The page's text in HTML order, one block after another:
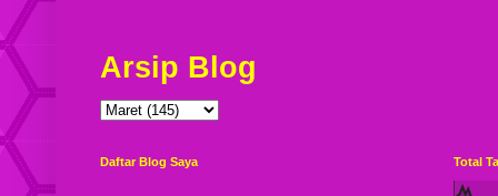
Arsip Blog
Daftar Blog Saya Total